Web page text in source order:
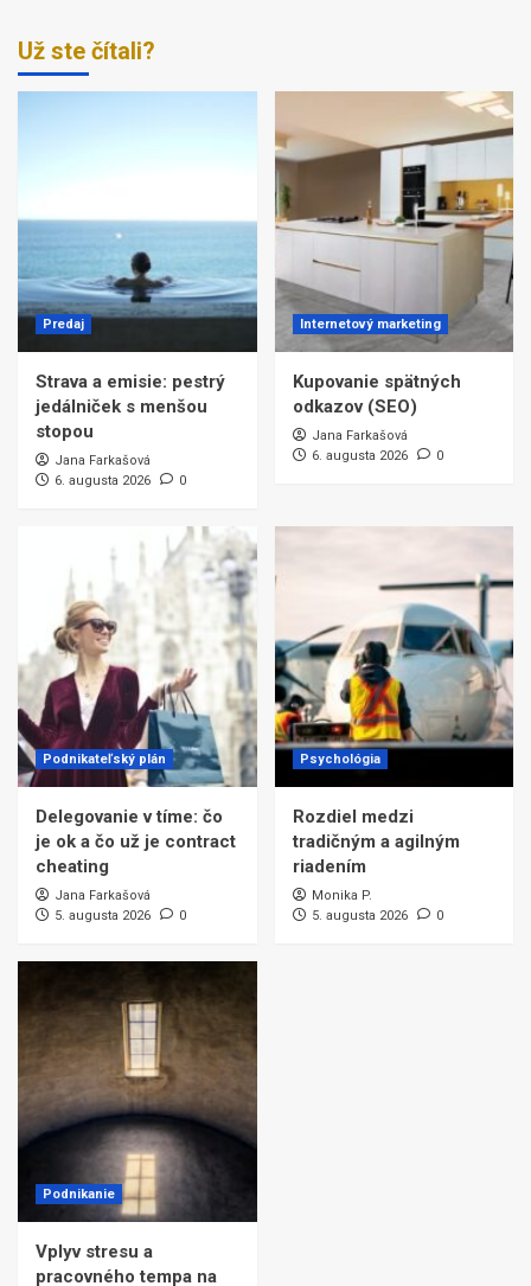
Už ste čítali?
Predaj
Strava a emisie: pestrý
jedálniček s menšou
stopou
Jana Farkašová
6. augusta 2026
0
Internetový marketing
Kupovanie spätných
odkazov (SEO)
Jana Farkašová
6. augusta 2026
0
Podnikateľský plán
Delegovanie v tíme: čo
je ok a čo už je contract
cheating
Jana Farkašová
5. augusta 2026
0
Psychológia
Rozdiel medzi
tradičným a agilným
riadením
Monika P.
5. augusta 2026
0
Podnikanie
Vplyv stresu a
pracovného tempa na